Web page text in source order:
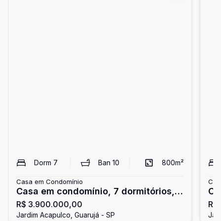
Dorm 7 Ban10 800m²
Casa em Condomínio
Casa em condomínio, 7 dormitórios,
Jardim Acapulco, Guarujá
R$ 3.900.000,00
Jardim Acapulco, Guarujá - SP